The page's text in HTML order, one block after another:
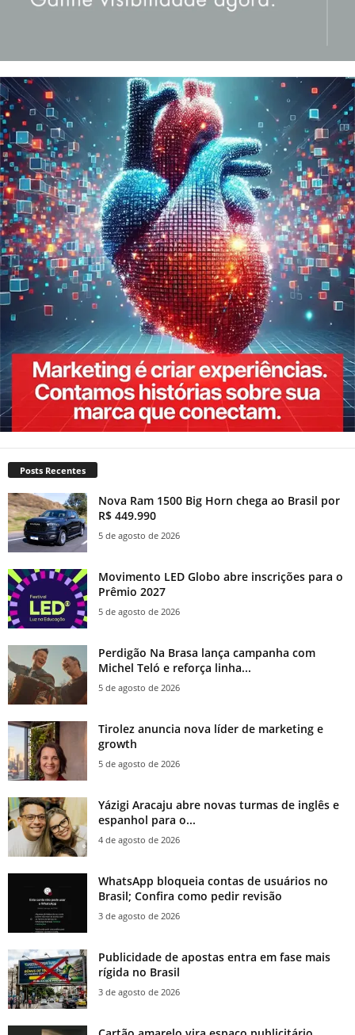
Posts Recentes
Nova Ram 1500 Big Horn chega ao Brasil por
R$ 449.990
5 de agosto de 2026
Movimento LED Globo abre inscrições para o
Prêmio 2027
5 de agosto de 2026
Perdigão Na Brasa lança campanha com
Michel Teló e reforça linha...
5 de agosto de 2026
Tirolez anuncia nova líder de marketing e
growth
5 de agosto de 2026
Yázigi Aracaju abre novas turmas de inglês e
espanhol para o...
4 de agosto de 2026
WhatsApp bloqueia contas de usuários no
Brasil; Confira como pedir revisão
3 de agosto de 2026
Publicidade de apostas entra em fase mais
rígida no Brasil
3 de agosto de 2026